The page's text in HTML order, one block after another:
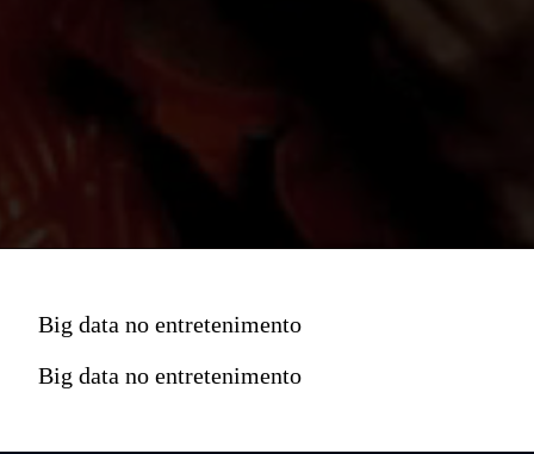
Big data no entretenimento
Big data no entretenimento